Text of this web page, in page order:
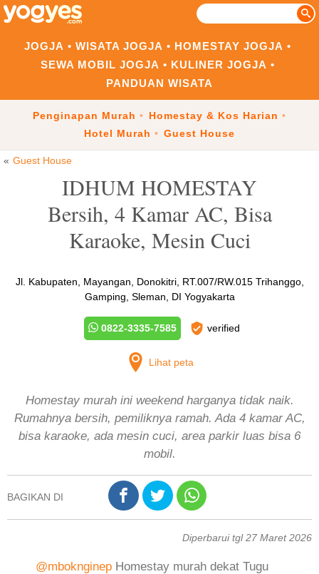
JOGJA WISATA JOGJA
HOMESTAY JOGJA
SEWA MOBIL JOGJA
KULINER JOGJA
PANDUAN WISATA
Penginapan Murah
Homestay & Kos Harian
Hotel Murah
Guest House
Guest House
IDHUM HOMESTAY
Bersih, 4 Kamar AC, Bisa
Karaoke, Mesin Cuci
Jl. Kabupaten, Mayangan, Donokitri, RT.007/RW.015 Trihanggo,
Gamping, Sleman, DI Yogyakarta
0822-3335-7585 verified
Lihat peta
Homestay murah ini weekend harganya tidak naik.
Rumahnya bersih, pemiliknya ramah. Ada 4 kamar AC,
bisa karaoke, ada mesin cuci, area parkir luas bisa 6
mobil.
BAGIKAN DI
Diperbarui tgl 27 Maret 2026
@mboknginep Homestay murah dekat Tugu